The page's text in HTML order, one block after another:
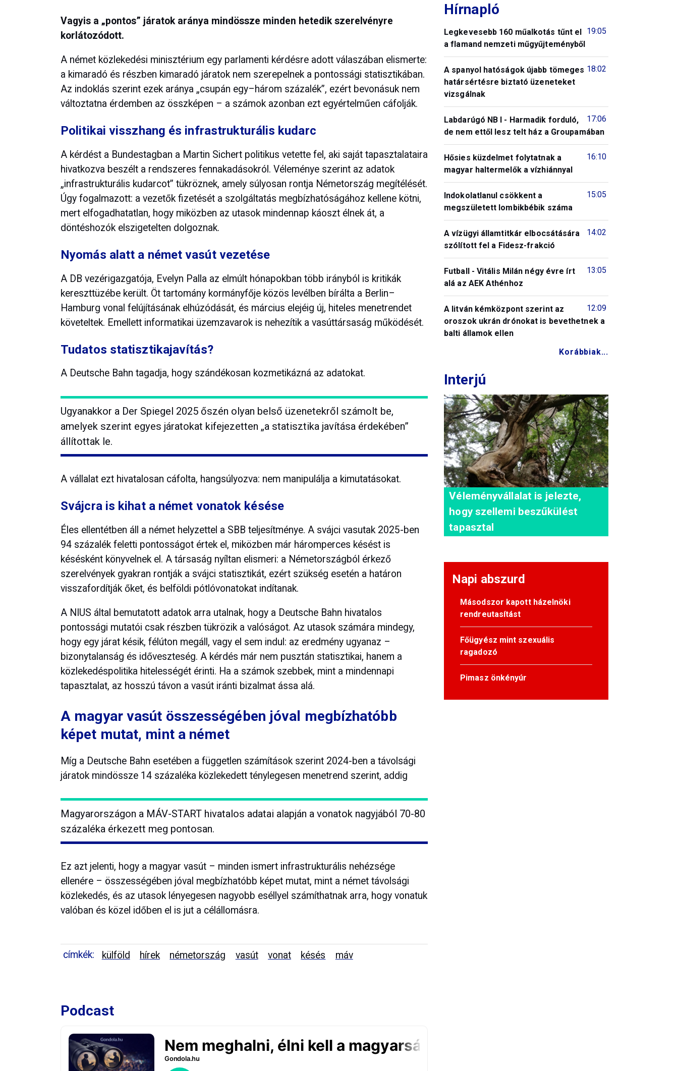
Vagyis a „pontos” járatok aránya mindössze minden hetedik szerelvényre
korlátozódott.
A német közlekedési minisztérium egy parlamenti kérdésre adott válaszában elismerte:
a kimaradó és részben kimaradó járatok nem szerepelnek a pontossági statisztikában.
Az indoklás szerint ezek aránya „csupán egy–három százalék”, ezért bevonásuk nem
változtatna érdemben az összképen – a számok azonban ezt egyértelműen cáfolják.
Politikai visszhang és infrastrukturális kudarc
A kérdést a Bundestagban a Martin Sichert politikus vetette fel, aki saját tapasztalataira
hivatkozva beszélt a rendszeres fennakadásokról. Véleménye szerint az adatok
„infrastrukturális kudarcot” tükröznek, amely súlyosan rontja Németország megítélését.
Úgy fogalmazott: a vezetők fizetését a szolgáltatás megbízhatóságához kellene kötni,
mert elfogadhatatlan, hogy miközben az utasok mindennap káoszt élnek át, a
döntéshozók elszigetelten dolgoznak.
Nyomás alatt a német vasút vezetése
A DB vezérigazgatója, Evelyn Palla az elmúlt hónapokban több irányból is kritikák
kereszttüzébe került. Öt tartomány kormányfője közös levélben bírálta a Berlin–
Hamburg vonal felújításának elhúzódását, és március elejéig új, hiteles menetrendet
követeltek. Emellett informatikai üzemzavarok is nehezítik a vasúttársaság működését.
Tudatos statisztikajavítás?
A Deutsche Bahn tagadja, hogy szándékosan kozmetikázná az adatokat.
Ugyanakkor a Der Spiegel 2025 őszén olyan belső üzenetekről számolt be,
amelyek szerint egyes járatokat kifejezetten „a statisztika javítása érdekében”
állítottak le.
A vállalat ezt hivatalosan cáfolta, hangsúlyozva: nem manipulálja a kimutatásokat.
Svájcra is kihat a német vonatok késése
Éles ellentétben áll a német helyzettel a SBB teljesítménye. A svájci vasutak 2025-ben
94 százalék feletti pontosságot értek el, miközben már háromperces késést is
késésként könyvelnek el. A társaság nyíltan elismeri: a Németországból érkező
szerelvények gyakran rontják a svájci statisztikát, ezért szükség esetén a határon
visszafordítják őket, és belföldi pótlóvonatokat indítanak.
A NIUS által bemutatott adatok arra utalnak, hogy a Deutsche Bahn hivatalos
pontossági mutatói csak részben tükrözik a valóságot. Az utasok számára mindegy,
hogy egy járat késik, félúton megáll, vagy el sem indul: az eredmény ugyanaz –
bizonytalanság és időveszteség. A kérdés már nem pusztán statisztikai, hanem a
közlekedéspolitika hitelességét érinti. Ha a számok szebbek, mint a mindennapi
tapasztalat, az hosszú távon a vasút iránti bizalmat ássa alá.
A magyar vasút összességében jóval megbízhatóbb
képet mutat, mint a német
Míg a Deutsche Bahn esetében a független számítások szerint 2024-ben a távolsági
járatok mindössze 14 százaléka közlekedett ténylegesen menetrend szerint, addig
Magyarországon a MÁV-START hivatalos adatai alapján a vonatok nagyjából 70-80
százaléka érkezett meg pontosan.
Ez azt jelenti, hogy a magyar vasút – minden ismert infrastrukturális nehézsége
ellenére – összességében jóval megbízhatóbb képet mutat, mint a német távolsági
közlekedés, és az utasok lényegesen nagyobb eséllyel számíthatnak arra, hogy vonatuk
valóban és közel időben el is jut a célállomásra.
címkék: külföld hírek németország vasút vonat késés máv
Podcast
Hírnapló
19:05
Legkevesebb 160 műalkotás tűnt el
a flamand nemzeti műgyűjteményből
18:02
A spanyol hatóságok újabb tömeges
határsértésre biztató üzeneteket
vizsgálnak
17:06
Labdarúgó NB I - Harmadik forduló,
de nem ettől lesz telt ház a Groupamában
16:10
Hősies küzdelmet folytatnak a
magyar haltermelők a vízhiánnyal
15:05
Indokolatlanul csökkent a
megszületett lombikbébik száma
14:02
A vízügyi államtitkár elbocsátására
szólított fel a Fidesz-frakció
13:05
Futball - Vitális Milán négy évre írt
alá az AEK Athénhoz
12:09
A litván kémközpont szerint az
oroszok ukrán drónokat is bevethetnek a
balti államok ellen
Korábbiak...
Interjú
Véleményvállalat is jelezte,
hogy szellemi beszűkülést
tapasztal
Napi abszurd
Másodszor kapott házelnöki
rendreutasítást
Főügyész mint szexuális
ragadozó
Pimasz önkényúr